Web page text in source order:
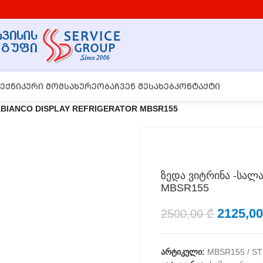
ᲛᲝᲛᲡᲐᲮᲣᲠᲔᲝᲑᲐᲩᲕᲔᲜ ᲨᲔᲡᲐᲮᲔᲑᲙᲝᲜᲢᲐᲥᲢᲘ
DISPLAY REFRIGERATOR MBSR155
ზედა ვიტრინა -
MBSR155
2500,00₾
არტიკული: MBSR155 /